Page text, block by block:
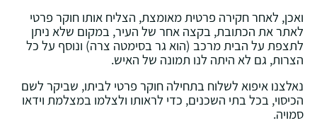
ואכן, לאחר חקירה פרטית מאומצת, הצליח אותו חוקר פרטי
לאתר את הכתובת, בקצה אחר של העיר, במקום שלא ניתן
לתצפת על הבית מרכב (הוא גר בסימטה צרה) ונוסף על כל
הצרות, גם לא היתה לנו תמונה של האיש.
נאלצנו איפוא לשלוח בתחילה חוקר פרטי לביתו, שביקר לשם
הכיסוי, בכל בתי השכנים, כדי לראותו ולצלמו במצלמת וידאו
סמויה.